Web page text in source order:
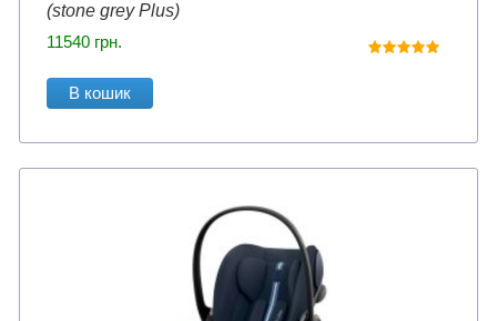
(stone grey Plus)
11540 грн.
В кошик